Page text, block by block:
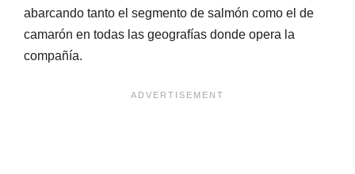
abarcando tanto el segmento de salmón como el de
camarón en todas las geografías donde opera la
compañía.